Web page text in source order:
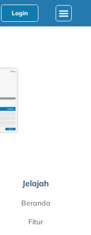
Login
Jelajah
Beranda
Fitur